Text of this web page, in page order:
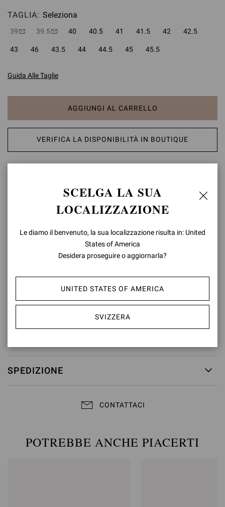
TAGLIA: Seleziona
39 39.5 40 40.5 41 41.5 42 42.5
43 46 43.5 44 44.5 45 45.5
Guida Alle Taglie
AGGIUNGI AL CARRELLO
VERIFICA LA DISPONIBILITÀ IN BOUTIQUE
suola tonale in gomma e dallo stile urban. Gli elastici laterali ne
facilitano la calzata. Fatto a mano in Italia.
Codice Modello: U73480.20GOM
ID articolo:U73480.20GOM.CLNNERO
SPEDIZIONE
CONTATTACI
POTREBBE ANCHE PIACERTI
SCELGA LA SUA
LOCALIZZAZIONE
Le diamo il benvenuto, la sua localizzazione risulta in: United
States of America
Desidera proseguire o aggiornarla?
UNITED STATES OF AMERICA
SVIZZERA